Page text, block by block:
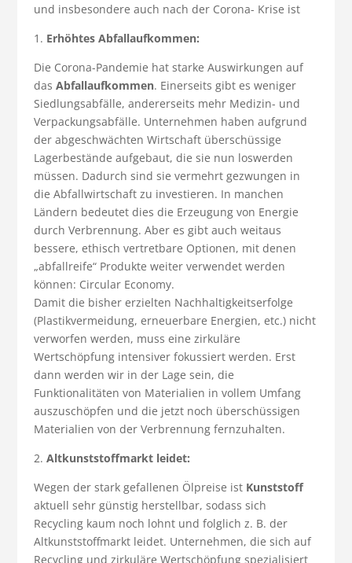
und insbesondere auch nach der Corona- Krise ist
1. Erhöhtes Abfallaufkommen:
Die Corona-Pandemie hat starke Auswirkungen auf
das Abfallaufkommen. Einerseits gibt es weniger
Siedlungsabfälle, andererseits mehr Medizin- und
Verpackungsabfälle. Unternehmen haben aufgrund
der abgeschwächten Wirtschaft überschüssige
Lagerbestände aufgebaut, die sie nun loswerden
müssen. Dadurch sind sie vermehrt gezwungen in
die Abfallwirtschaft zu investieren. In manchen
Ländern bedeutet dies die Erzeugung von Energie
durch Verbrennung. Aber es gibt auch weitaus
bessere, ethisch vertretbare Optionen, mit denen
„abfallreife“ Produkte weiter verwendet werden
können: Circular Economy.
Damit die bisher erzielten Nachhaltigkeitserfolge
(Plastikvermeidung, erneuerbare Energien, etc.) nicht
verworfen werden, muss eine zirkuläre
Wertschöpfung intensiver fokussiert werden. Erst
dann werden wir in der Lage sein, die
Funktionalitäten von Materialien in vollem Umfang
auszuschöpfen und die jetzt noch überschüssigen
Materialien von der Verbrennung fernzuhalten.
2. Altkunststoffmarkt leidet:
Wegen der stark gefallenen Ölpreise ist Kunststoff
aktuell sehr günstig herstellbar, sodass sich
Recycling kaum noch lohnt und folglich z. B. der
Altkunststoffmarkt leidet. Unternehmen, die sich auf
Recycling und zirkuläre Wertschöpfung spezialisiert